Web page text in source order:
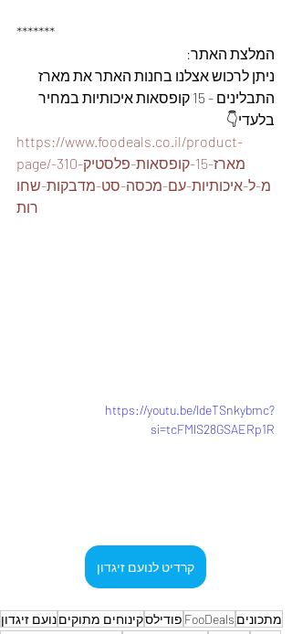
*******
המלצת האתר:
ניתן לרכוש אצלנו בחנות האתר את מארז
התבלינים - 15 קופסאות איכותיות במחיר
בלעדי👇
https://www.foodeals.co.il/product-
page/מארז-15-קופסאות-פלסטיק-310-
מ-ל-איכותיות-עם-מכסה-סט-מדבקות-שחו
רות
https://youtu.be/ldeTSnkybmc?
si=tcFMlS28GSAERp1R
קרדיט לנועם זיגדון
מתכונים FooDeals פודילסקינוחים מתוקיםנועם זיגדון